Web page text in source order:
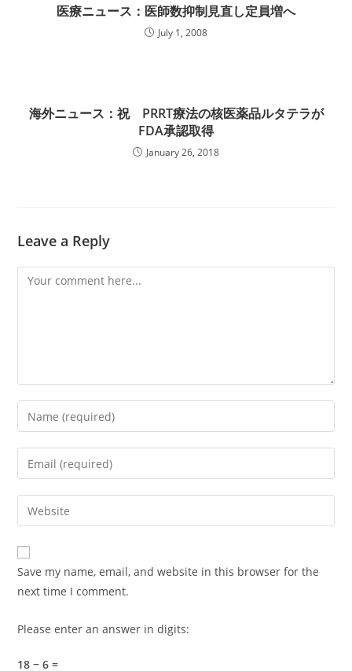
医療ニュース：医師数抑制見直し定員増へ
July 1, 2008
海外ニュース：祝 PRRT療法の核医薬品ルタテラが
FDA承認取得
January 26, 2018
Leave a Reply
Comment
Enter
your
name
comment
Enter
your
email
address
comment
Enter
your
website
URL
(optional)
Save my name, email, and website in this browser for the
next time I comment.
Please enter an answer in digits:
18 − 6 =